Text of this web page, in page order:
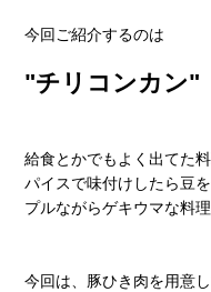
今回ご紹介するのは
"チリコンカン"
給食とかでもよく出てた
パイスで味付けしたら豆
プルながらゲキウマな料
今回は、豚ひき肉を用意